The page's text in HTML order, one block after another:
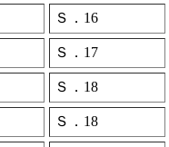
Ｓ．16
Ｓ．17
Ｓ．18
Ｓ．18